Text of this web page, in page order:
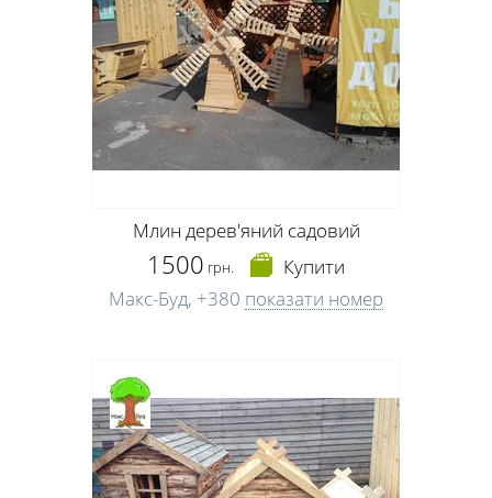
Млин дерев'яний садовий
1500 грн.
Купити
Макс-Буд, +380 показати номер